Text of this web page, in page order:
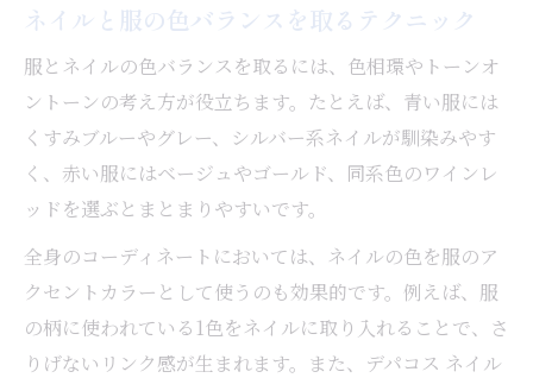
ネイルと服の色バランスを取るテクニック
服とネイルの色バランスを取るには、色相環やトーンオ
ントーンの考え方が役立ちます。たとえば、青い服には
くすみブルーやグレー、シルバー系ネイルが馴染みやす
く、赤い服にはベージュやゴールド、同系色のワインレ
ッドを選ぶとまとまりやすいです。
全身のコーディネートにおいては、ネイルの色を服のア
クセントカラーとして使うのも効果的です。例えば、服
の柄に使われている1色をネイルに取り入れることで、さ
りげないリンク感が生まれます。また、デパコス ネイル